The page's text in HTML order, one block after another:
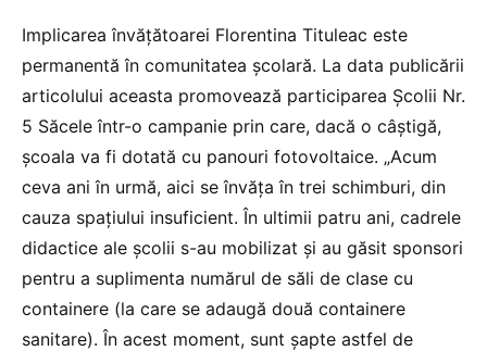
Implicarea învățătoarei Florentina Tituleac este
permanentă în comunitatea școlară. La data publicării
articolului aceasta promovează participarea Școlii Nr.
5 Săcele într-o campanie prin care, dacă o câștigă,
școala va fi dotată cu panouri fotovoltaice. „Acum
ceva ani în urmă, aici se învăța în trei schimburi, din
cauza spațiului insuficient. În ultimii patru ani, cadrele
didactice ale școlii s-au mobilizat și au găsit sponsori
pentru a suplimenta numărul de săli de clase cu
containere (la care se adaugă două containere
sanitare). În acest moment, sunt șapte astfel de